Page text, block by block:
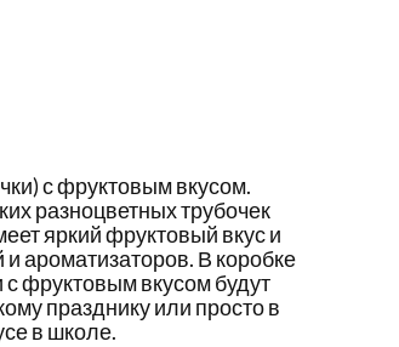
с фруктовым вкусом.
разноцветных трубочек
яркий фруктовый вкус и
ароматизаторов. В коробке
с фруктовым вкусом будут
празднику или просто в
в школе.